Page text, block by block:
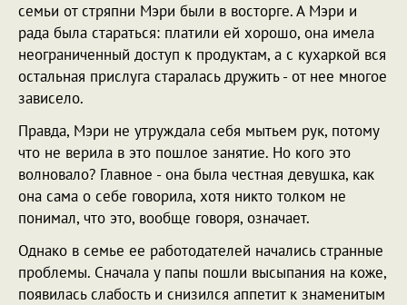
семьи от стряпни Мэри были в восторге. А Мэри и
рада была стараться: платили ей хорошо, она имела
неограниченный доступ к продуктам, а с кухаркой вся
остальная прислуга старалась дружить - от нее многое
зависело.
Правда, Мэри не утруждала себя мытьем рук, потому
что не верила в это пошлое занятие. Но кого это
волновало? Главное - она была честная девушка, как
она сама о себе говорила, хотя никто толком не
понимал, что это, вообще говоря, означает.
Однако в семье ее работодателей начались странные
проблемы. Сначала у папы пошли высыпания на коже,
появилась слабость и снизился аппетит к знаменитым